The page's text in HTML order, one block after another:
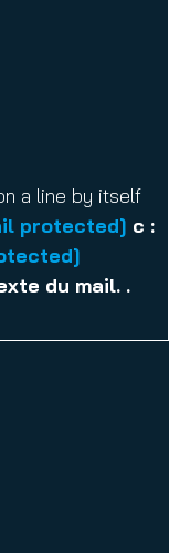
a line by itself
protected] c :
du mail. .